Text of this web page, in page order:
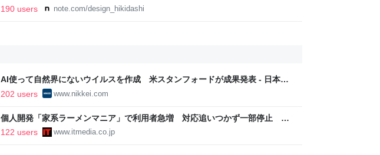
と。｜デザインのひきだし 津田淳子
190 users note.com/design_hikidashi
AI使って自然界にないウイルスを作成 米スタンフォードが成果発表 - 日本経
済新聞
202 users www.nikkei.com
個人開発「家系ラーメンマニア」で利用者急増 対応追いつかず一部停止
「より信頼していただけるアプリに」
122 users www.itmedia.co.jp